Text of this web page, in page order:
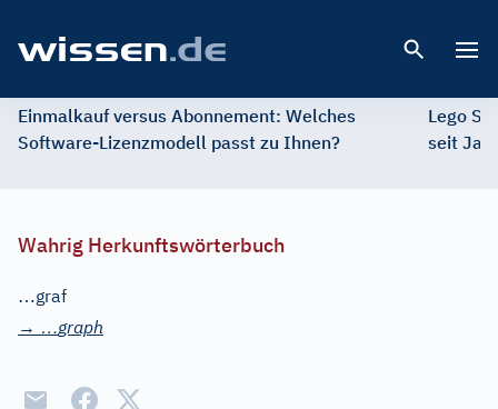
Einmalkauf versus Abonnement: Welches
Software-Lizenzmodell passt zu Ihnen?
Lego
seit
Wahrig Herkunftswörterbuch
…graf
→ …graph